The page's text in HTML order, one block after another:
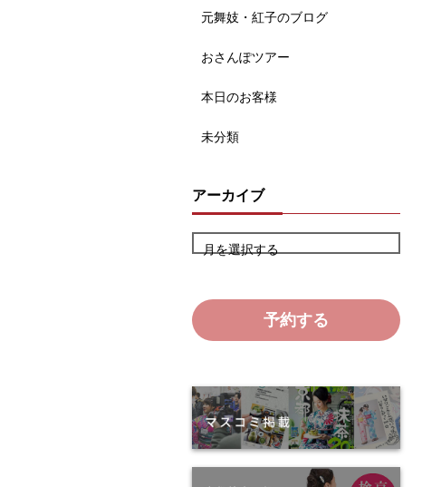
元舞妓・紅子のブログ
おさんぽツアー
本日のお客様
未分類
アーカイブ
月を選択する
予約する